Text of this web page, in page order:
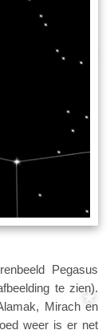
Pegasus
te zien).
Mirach en
weer is er net